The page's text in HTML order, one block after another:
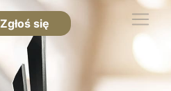
Zgłoś się